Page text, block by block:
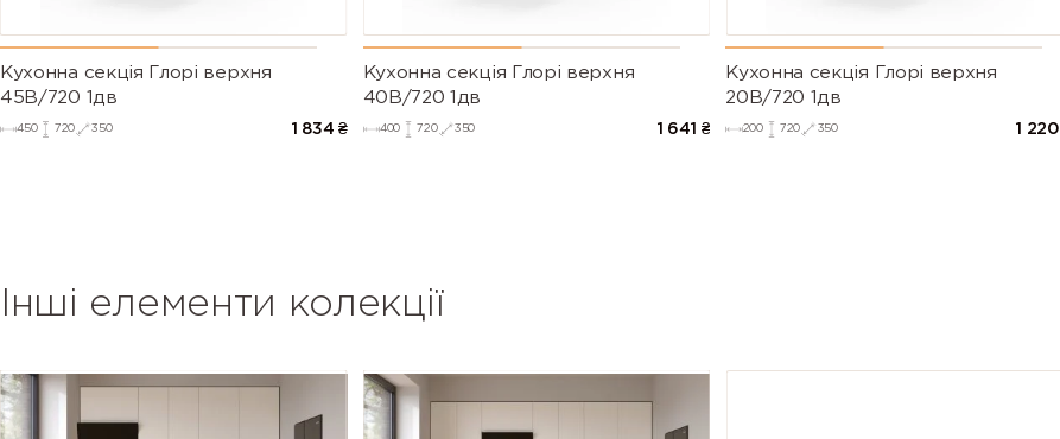
Кухонна секція Глорі верхня
45В/720 1дв
450 720 350 1 834 ₴
Кухонна секція Глорі верхня
40В/720 1дв
400 720 350 1 641 ₴
Кухонна секція Глорі верхня
20В/720 1дв
200 720 350 1 220
Інші елементи колекції